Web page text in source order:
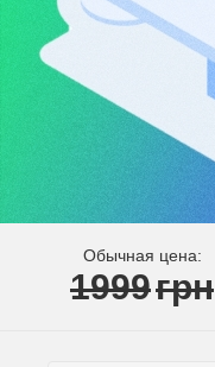
Обычная цена:
1999грн